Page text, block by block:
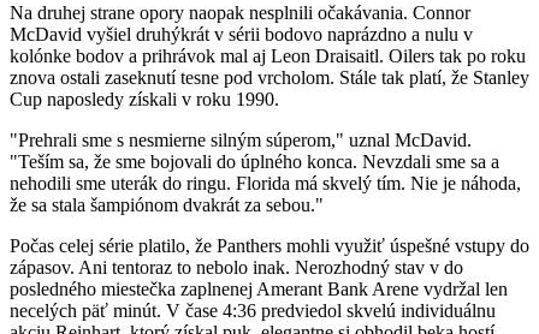
Na druhej strane opory naopak nesplnili očakávania. Connor
McDavid vyšiel druhýkrát v sérii bodovo naprázdno a nulu v
kolónke bodov a prihrávok mal aj Leon Draisaitl. Oilers tak po roku
znova ostali zaseknutí tesne pod vrcholom. Stále tak platí, že Stanley
Cup naposledy získali v roku 1990.
"Prehrali sme s nesmierne silným súperom," uznal McDavid.
"Teším sa, že sme bojovali do úplného konca. Nevzdali sme sa a
nehodili sme uterák do ringu. Florida má skvelý tím. Nie je náhoda,
že sa stala šampiónom dvakrát za sebou."
Počas celej série platilo, že Panthers mohli využiť úspešné vstupy do
zápasov. Ani tentoraz to nebolo inak. Nerozhodný stav v do
posledného miestečka zaplnenej Amerant Bank Arene vydržal len
necelých päť minút. V čase 4:36 predviedol skvelú individuálnu